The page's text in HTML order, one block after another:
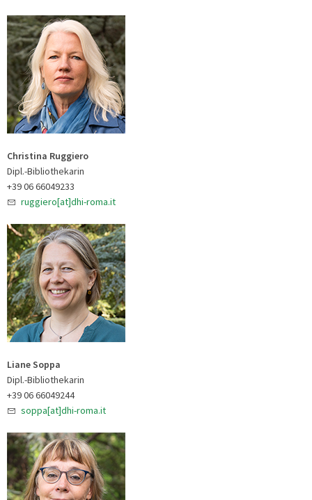
Christina Ruggiero
Dipl.-Bibliothekarin
+39 06 66049233
ruggiero[at]dhi-roma.it
Liane Soppa
Dipl.-Bibliothekarin
+39 06 66049244
soppa[at]dhi-roma.it